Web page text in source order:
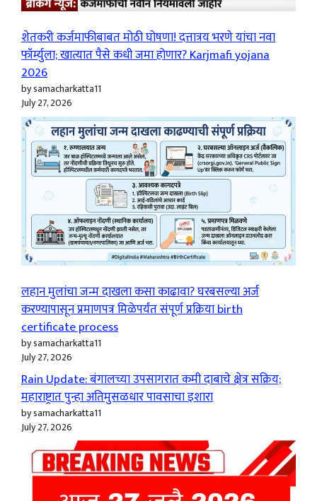
शेतकरी कर्जमाफीबाबत मोठी घोषणा! दत्तात्रय भरणे यांचा नवा
फॉर्म्युला; खात्यात पैसे कधी जमा होणार? Karjmafi yojana
2026
by samacharkatta11
July 27, 2026
लहान मुलांचा जन्म दाखला कसा काढावा? घरबसल्या अर्ज
करण्यापासून प्रमाणपत्र मिळेपर्यंत संपूर्ण प्रक्रिया birth
certificate process
by samacharkatta11
July 27, 2026
Rain Update: बंगालच्या उपसागरात कमी दाबाचे क्षेत्र सक्रिय;
महाराष्ट्रात पुन्हा अतिमुसळधार पावसाचा इशारा
by samacharkatta11
July 27, 2026